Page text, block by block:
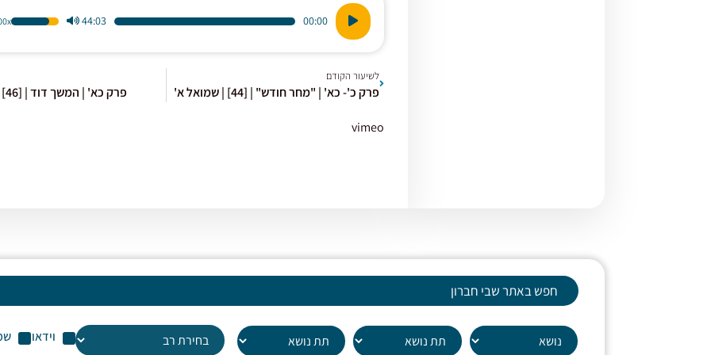
נגן
אודיו
00:00
44:03
1.00x
לשיעור הקודם
פרק כ'- כא' | "מחר חודש" | [44] | שמואל א' פרק כא' | המשך דוד | [46] שמואל א'
vimeo
וידאו